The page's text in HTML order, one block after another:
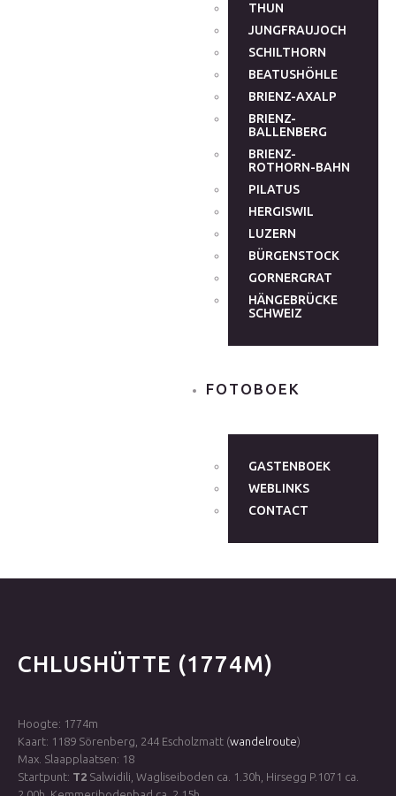
THUN
JUNGFRAUJOCH
SCHILTHORN
BEATUSHÖHLE
BRIENZ-AXALP
BRIENZ-
BALLENBERG
BRIENZ-
ROTHORN-BAHN
PILATUS
HERGISWIL
LUZERN
BÜRGENSTOCK
GORNERGRAT
HÄNGEBRÜCKE
SCHWEIZ
FOTOBOEK
GASTENBOEK
WEBLINKS
CONTACT
CHLUSHÜTTE (1774M)
Hoogte: 1774m
Kaart: 1189 Sörenberg, 244 Escholzmatt (wandelroute)
Max. Slaapplaatsen: 18
Startpunt: T2 Salwidili, Wagliseiboden ca. 1.30h, Hirsegg P.1071 ca.